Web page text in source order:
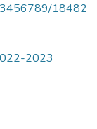
18482
2023